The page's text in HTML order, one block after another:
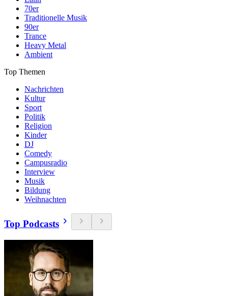
70er
Traditionelle Musik
90er
Trance
Heavy Metal
Ambient
Top Themen
Nachrichten
Kultur
Sport
Politik
Religion
Kinder
DJ
Comedy
Campusradio
Interview
Musik
Bildung
Weihnachten
Top Podcasts